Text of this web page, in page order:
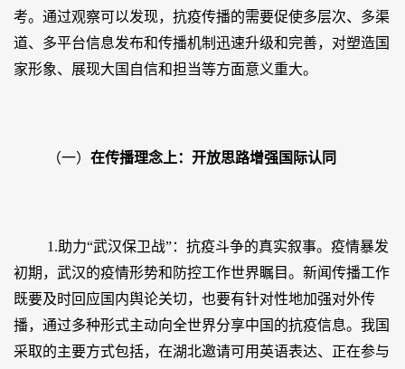
考。通过观察可以发现，抗疫传播的需要促使多层次、多渠
道、多平台信息发布和传播机制迅速升级和完善，对塑造国
家形象、展现大国自信和担当等方面意义重大。
（一）在传播理念上：开放思路增强国际认同
1.助力“武汉保卫战”：抗疫斗争的真实叙事。疫情暴发
初期，武汉的疫情形势和防控工作世界瞩目。新闻传播工作
既要及时回应国内舆论关切，也要有针对性地加强对外传
播，通过多种形式主动向全世界分享中国的抗疫信息。我国
采取的主要方式包括，在湖北邀请可用英语表达、正在参与